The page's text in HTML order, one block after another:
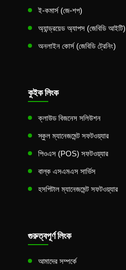
ই-কমার্স (জে-শপ)
অ্যান্ড্রয়েড অ্যাপস (জেবিডি আইটি)
অনলাইন কোর্স (জেবিডি ট্রেনিং)
কুইক লিংক
ক্লাউড বিজনেস সলিউশন
স্কুল ম্যানেজমেন্ট সফটওয়্যার
পিওএস (POS) সফটওয়্যার
বাল্ক এসএমএস সার্ভিস
হসপিটাল ম্যানেজমেন্ট সফটওয়্যার
গুরুত্বপূর্ণ লিংক
আমাদের সম্পর্কে